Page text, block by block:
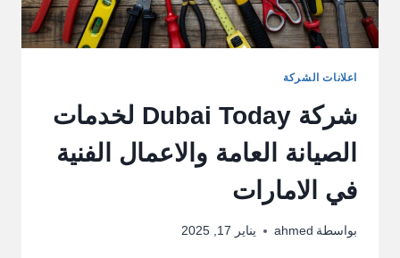
اعلانات الشركة
شركة Dubai Today لخدمات
الصيانة العامة والاعمال الفنية
في الامارات
بواسطة ahmed يناير 17, 2025